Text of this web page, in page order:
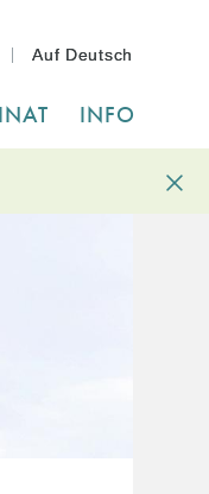
Auf Deutsch
INFO